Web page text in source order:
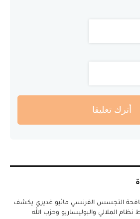
أترك تعليقا
التجسس الفرنسي ماثيو غديري يكشف
الملالي والبوليساريو وحزب الله